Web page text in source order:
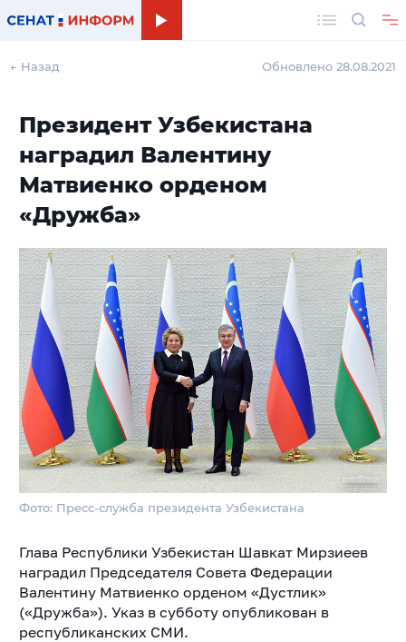
← Назад Обновлено 28.08.2021
Президент Узбекистана
наградил Валентину
Матвиенко орденом
«Дружба»
Фото: Пресс-служба президента Узбекистана
Глава Республики Узбекистан Шавкат Мирзиеев
наградил Председателя Совета Федерации
Валентину Матвиенко орденом «Дустлик»
(«Дружба»). Указ в субботу опубликован в
республиканских СМИ.